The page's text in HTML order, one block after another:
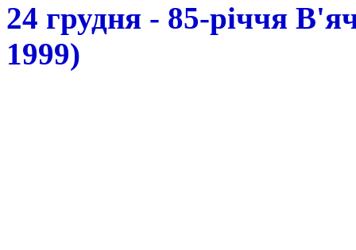
24 грудня - 85-річчя
1999)